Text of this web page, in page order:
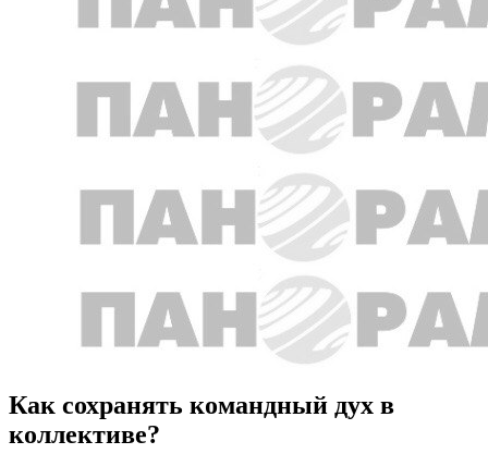
Как сохранять командный дух в
коллективе?